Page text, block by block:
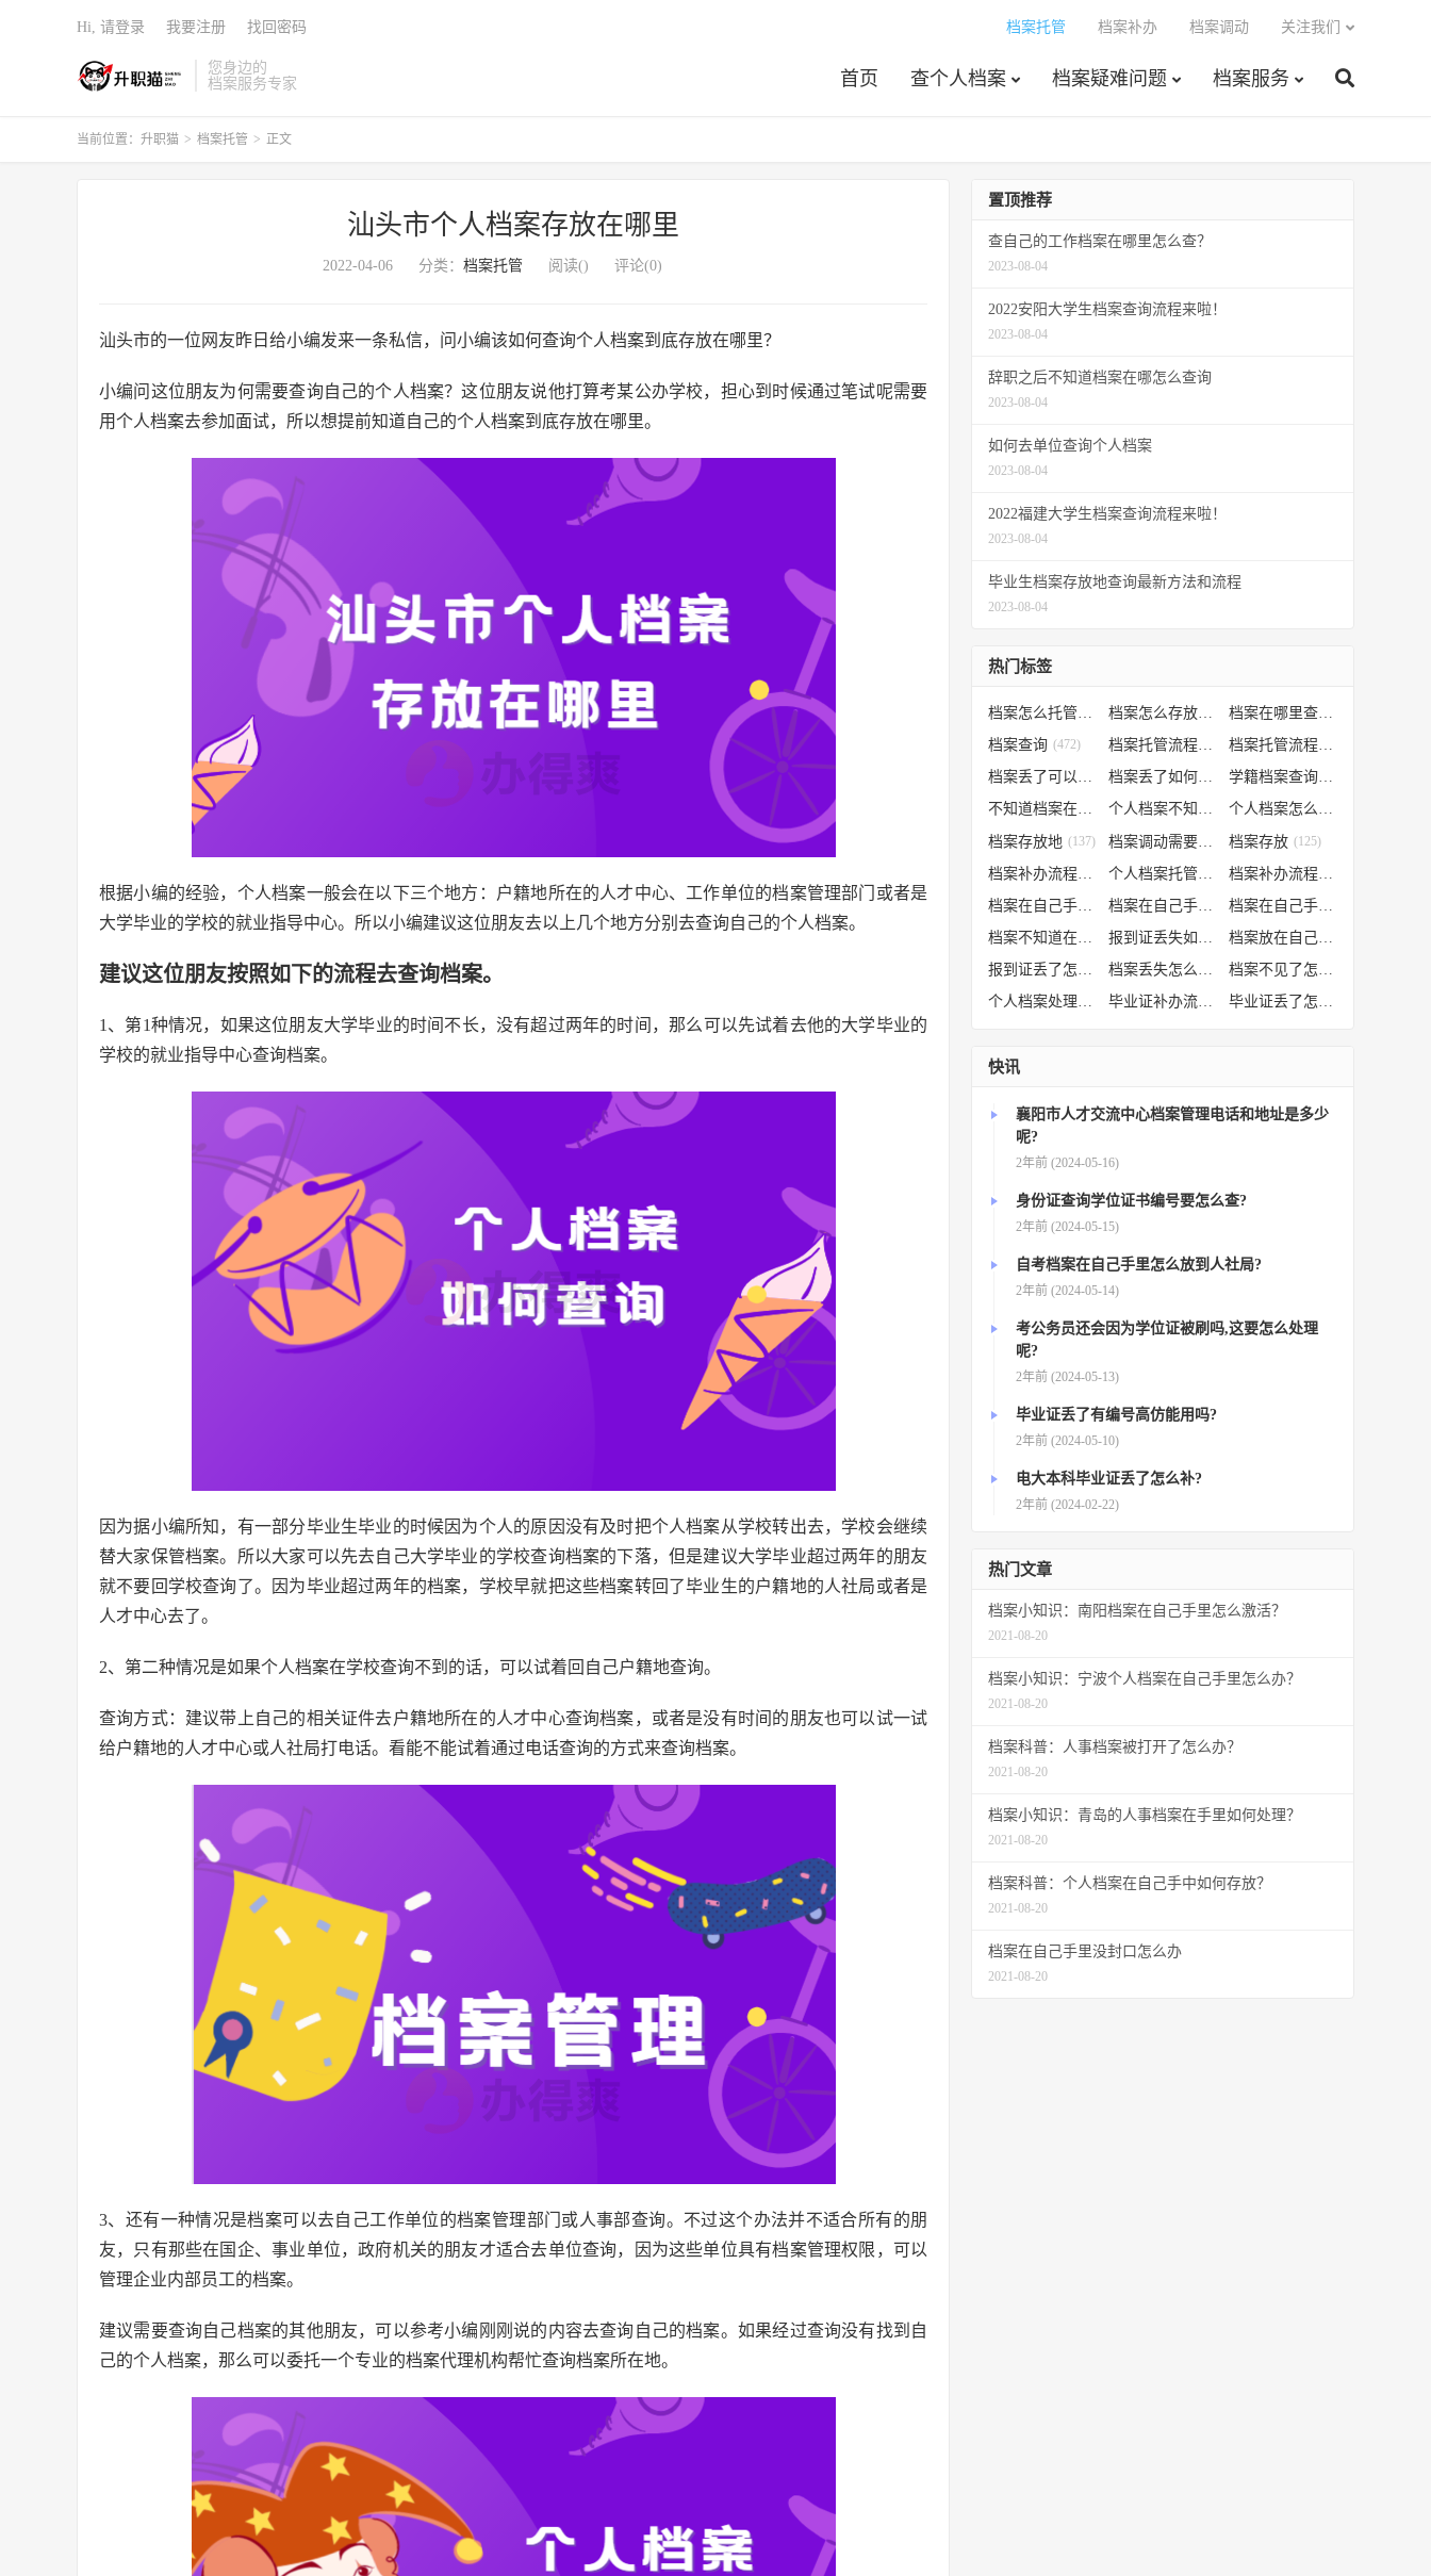
您身边的
档案服务专家
首页 查个人档案 档案疑难问题 档案服务
档案托管 档案补办 档案调动 关注我们
Hi, 请登录 我要注册 找回密码
当前位置： 升职猫 > 档案托管 > 正文
汕头市个人档案存放在哪里
2022-04-06 分类： 档案托管 阅读() 评论(0)
汕头市的一位网友昨日给小编发来一条私信，问小编该如何查询个人档案到底存放在哪里？
小编问这位朋友为何需要查询自己的个人档案？这位朋友说他打算考某公办学校，担心到时候通过笔试呢需要
用个人档案去参加面试，所以想提前知道自己的个人档案到底存放在哪里。
根据小编的经验，个人档案一般会在以下三个地方：户籍地所在的人才中心、工作单位的档案管理部门或者是
大学毕业的学校的就业指导中心。所以小编建议这位朋友去以上几个地方分别去查询自己的个人档案。
建议这位朋友按照如下的流程去查询档案。
1、第1种情况，如果这位朋友大学毕业的时间不长，没有超过两年的时间，那么可以先试着去他的大学毕业的
学校的就业指导中心查询档案。
因为据小编所知，有一部分毕业生毕业的时候因为个人的原因没有及时把个人档案从学校转出去，学校会继续
替大家保管档案。所以大家可以先去自己大学毕业的学校查询档案的下落，但是建议大学毕业超过两年的朋友
就不要回学校查询了。因为毕业超过两年的档案，学校早就把这些档案转回了毕业生的户籍地的人社局或者是
人才中心去了。
2、第二种情况是如果个人档案在学校查询不到的话，可以试着回自己户籍地查询。
查询方式：建议带上自己的相关证件去户籍地所在的人才中心查询档案，或者是没有时间的朋友也可以试一试
给户籍地的人才中心或人社局打电话。看能不能试着通过电话查询的方式来查询档案。
3、还有一种情况是档案可以去自己工作单位的档案管理部门或人事部查询。不过这个办法并不适合所有的朋
友，只有那些在国企、事业单位，政府机关的朋友才适合去单位查询，因为这些单位具有档案管理权限，可以
管理企业内部员工的档案。
建议需要查询自己档案的其他朋友，可以参考小编刚刚说的内容去查询自己的档案。如果经过查询没有找到自
己的个人档案，那么可以委托一个专业的档案代理机构帮忙查询档案所在地。
置顶推荐
查自己的工作档案在哪里怎么查？
2023-08-04
2022安阳大学生档案查询流程来啦！
2023-08-04
辞职之后不知道档案在哪怎么查询
2023-08-04
如何去单位查询个人档案
2023-08-04
2022福建大学生档案查询流程来啦！
2023-08-04
毕业生档案存放地查询最新方法和流程
2023-08-04
热门标签
档案怎么托管(807) 档案怎么存放到人才市场 (535) 档案在哪里查询
档案查询 (472) 档案托管流程(454) 档案托管流程
档案丢了可以补办吗 (371) 档案丢了如何补办 (301) 学籍档案查询
不知道档案在哪里 (240) 个人档案不知道在哪儿 (191) 个人档案怎么调动
档案存放地 (137) 档案调动需要什么手续 (130)
档案存放 (125)
(106) (102) 档案补办流程
(85) 档案在自己手里 (66) 档案在自己手里怎么处理
档案不知道在哪怎么办 (62) 报到证丢失如何补办 (54) 档案放在自己手上
报到证丢了怎么补办 (52) 档案丢失怎么补办 (51) 档案不见了怎么补办
个人档案处理方法 (38) 毕业证补办流程 (36) 毕业证丢了怎么办
快讯
襄阳市人才交流中心档案管理电话和地址是多少
呢?
2年前 (2024-05-16)
身份证查询学位证书编号要怎么查?
2年前 (2024-05-15)
自考档案在自己手里怎么放到人社局?
2年前 (2024-05-14)
考公务员还会因为学位证被刷吗,这要怎么处理
呢?
2年前 (2024-05-13)
毕业证丢了有编号高仿能用吗?
2年前 (2024-05-10)
电大本科毕业证丢了怎么补?
2年前 (2024-02-22)
热门文章
档案小知识：南阳档案在自己手里怎么激活？
2021-08-20
档案小知识：宁波个人档案在自己手里怎么办？
2021-08-20
档案科普：人事档案被打开了怎么办？
2021-08-20
档案小知识：青岛的人事档案在手里如何处理？
2021-08-20
档案科普：个人档案在自己手中如何存放？
2021-08-20
档案在自己手里没封口怎么办
2021-08-20